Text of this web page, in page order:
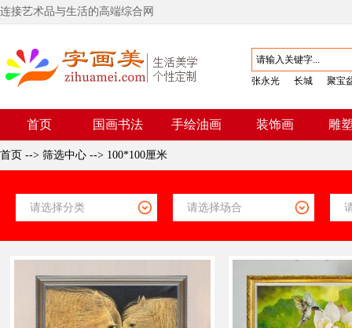
连接艺术品与生活的高端综合网
张永光 长城 聚宝
首页 国画书法 手绘油画 装饰画 雕
首页 --> 筛选中心 --> 100*100厘米